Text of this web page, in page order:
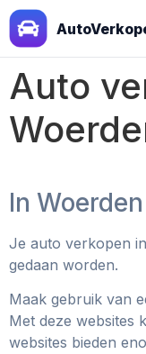
Auto
In
Je auto verkopen
gedaan worden.
Maak gebruik van
Met deze websites
websites bieden